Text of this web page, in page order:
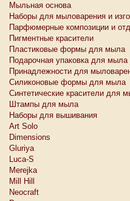
Мыльная основа
Наборы для мыловарения и
Парфюмерные композиции и
Пигментные красители
Пластиковые формы для мыла
Подарочная упаковка для мыла
Принадлежности для
Силиконовые формы для мыла
Синтетические красители для
Штампы для мыла
Наборы для вышивания
Art Solo
Dimensions
Gluriya
Luca-S
Merejka
Mill Hill
Neocraft